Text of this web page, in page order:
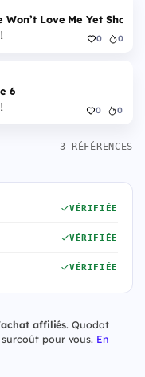
Won’t Love Me Yet
0 0
6
0 0
3 RÉFÉRENCES
VÉRIFIÉE
VÉRIFIÉE
VÉRIFIÉE
affiliés. Quodat
pour vous. En